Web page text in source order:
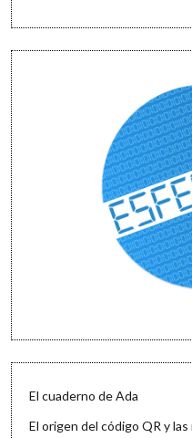
El cuaderno de Ada
El origen del código QR y